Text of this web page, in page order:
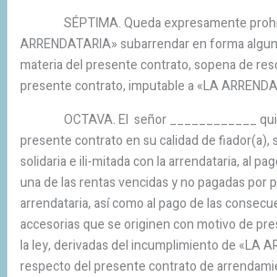
SÉPTIMA. Queda expresamente
ARRENDATARIA» subarrendar en forma
materia del presente contrato, sopena de
presente contrato, imputable a «LA
OCTAVA. El señor ____________
presente contrato en su calidad de fiador(a),
solidaria e ili-mitada con la arrendataria, al
una de las rentas vencidas y no pagadas por
arrendataria, así como al pago de las
accesorias que se originen con motivo de
la ley, derivadas del incumplimiento de «LA
respecto del presente contrato de